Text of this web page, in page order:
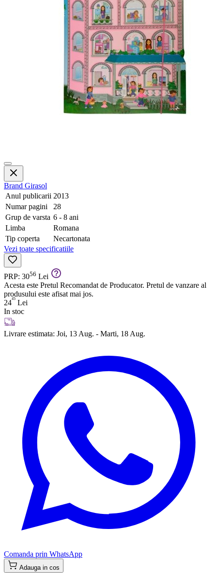
Brand Girasol
Anul publicarii 2013
Numar pagini
28
Grup de varsta 6 - 8 ani
Limba
Romana
Tip coperta
Necartonata
Vezi toate specificatiile
PRP: 3056 Lei
Acesta este Pretul Recomandat de Producator. Pretul de vanzare al
produsului este afisat mai jos.
2445 Lei
In stoc
Livrare estimata: Joi, 13 Aug. - Marti, 18 Aug.
Comanda prin WhatsApp
Adauga in cos